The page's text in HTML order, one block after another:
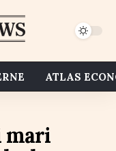
ATLAS
mari